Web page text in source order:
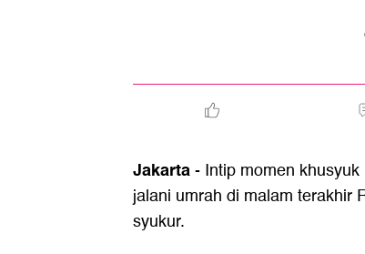
Jakarta- Intip momen
jalani umrah di malam terakhir
syukur.